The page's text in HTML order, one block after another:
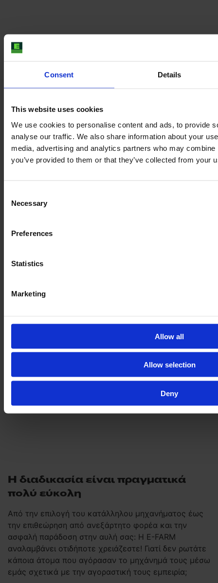
Consent Details
This website uses cookies
We use cookies to personalise content and ads, to provide
analyse our traffic. We also share information about your
media, advertising and analytics partners who may
you’ve provided to them or that they’ve collected from your
Selection
Necessary
Preferences
Statistics
Marketing
Allow all
Allow selection
Deny
Μπορείτε να είστε 100% σίγουροι
με την επιθεώρησή μας
Λάβετε το πλήρες ιστορικό του οχήματος: την ακριβή
κατάσταση, καθώς και πολλές φωτογραφίες και
Κάνοντας κράτηση για την επιθεώρηση E-FARM, το
DEKRA, ο οποίος θα επισκεφθεί τις εγκαταστάσεις
Η διαδικασία είναι πραγματικά
πολύ εύκολη
Από την επιλογή του κατάλληλου μηχανήματος έως
την επιθεώρηση από ανεξάρτητο φορέα και την
ασφαλή παράδοση στην αυλή σας: Η E-FARM
αναλαμβάνει οτιδήποτε χρειάζεστε! Γιατί δεν ρωτάτε
κάποια άτομα που αγόρασαν το μηχάνημά τους μέσω
εμάς σχετικά με την αγοραστική τους εμπειρία;